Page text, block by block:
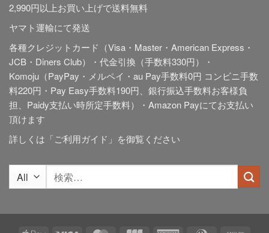
2,990円以上お買い上げで送料無料
ヤマト運輸にて発送
各種クレジットカード（Visa・Master・American Express・
JCB・Diners Club）・代金引換（手数料330円）・
Komoju（PayPay・メルペイ・au Pay手数料0円 コンビニ手数
料220円・Pay Easy手数料190円、銀行振込手数料お客様負
担、Paidy支払い時所定手数料）・Amazon Payにてお支払い
頂けます
詳しくは「ご利用ガイド 」を御覧ください
索